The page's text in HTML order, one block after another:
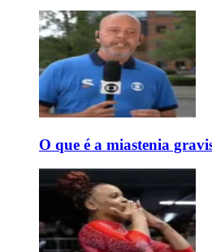
O que é a miastenia